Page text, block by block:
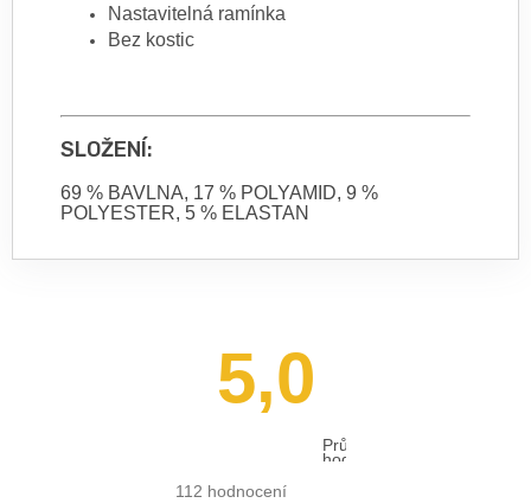
Nastavitelná ramínka
Bez kostic
SLOŽENÍ:
69 % BAVLNA, 17 % POLYAMID, 9 %
POLYESTER, 5 % ELASTAN
5,0
Průměrné
hodnocení
112 hodnocení